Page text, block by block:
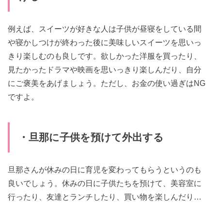
例えば、スイーツが好きな人は子供が昼寝をしている間
や寝かしつけが終わった後に美味しいスイーツを思いっ
きり楽しむのも良しです。欲しかった洋服を買ったり、
見たかったドラマや映画を思いっきり楽しんだり、自分
にご褒美をあげましょう。ただし、お金の使い過ぎはNG
ですよ。
・旦那に子供を預けて外出する
旦那さんが休みの日に育児を変わってもらうというのも
良いでしょう。休みの日に子供たちを預けて、美容室に
行ったり、友達とランチしたり、買い物を楽しんだり…